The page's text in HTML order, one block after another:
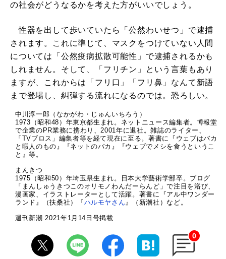
の社会がどうなるかを考えた方がいいでしょう。
性器を出して歩いていたら「公然わいせつ」で逮捕
されます。これに準じて、マスクをつけていない人間
については「公然疫病拡散可能性」で逮捕されるかも
しれません。そして、「フリチン」という言葉もあり
ますが、これからは「フリ口」「フリ鼻」なんて新語
まで登場し、糾弾する流れになるのでは。恐ろしい。
中川淳一郎（なかがわ・じゅんいちろう）
1973（昭和48）年東京都生まれ。ネットニュース編集者。博報堂
で企業のPR業務に携わり、2001年に退社。雑誌のライター、
「TVブロス」編集者等を経て現在に至る。著書に『ウェブはバカ
と暇人のもの』『ネットのバカ』『ウェブでメシを食うというこ
と』等。
まんきつ
1975（昭和50）年埼玉県生まれ。日本大学藝術学部卒。ブログ
「まんしゅうきつこのオリモノわんだーらんど」で注目を浴び、
漫画家、イラストレーターとして活躍。著書に『アル中ワンダー
ランド』（扶桑社）『ハルモヤさん 』（新潮社）など。
週刊新潮 2021年1月14日号掲載
0